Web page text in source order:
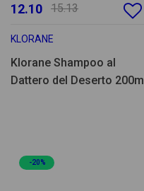
12.10 15.13
KLORANE
Klorane Shampoo al
Dattero del Deserto 200ml
-20%